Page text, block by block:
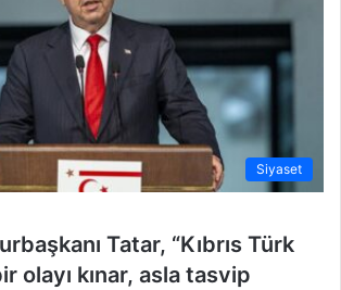
Siyaset
Tatar, “Kıbrıs Türk
olayı kınar, asla tasvip